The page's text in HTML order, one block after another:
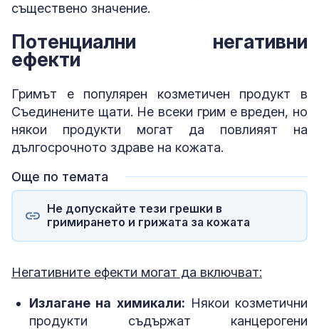
съществено значение.
Потенциални негативни
ефекти
Гримът е популярен козметичен продукт в
Съединените щати. Не всеки грим е вреден, но
някои продукти могат да повлияят на
дългосрочното здраве на кожата.
Още по темата
Не допускайте тези грешки в
гримирането и грижата за кожата
Негативните ефекти могат да включват:
Излагане на химикали: Някои козметични
продукти съдържат канцерогени